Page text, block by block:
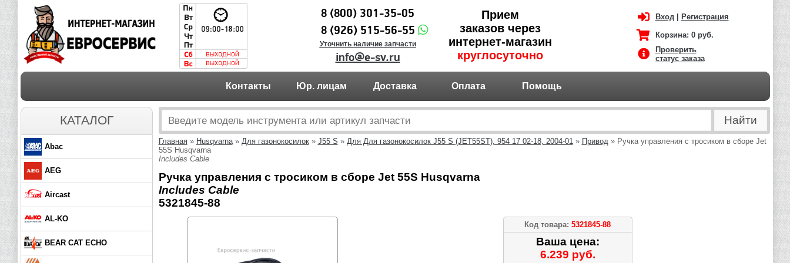
8 (800) 301-35-05
Прием
заказов через
интернет-магазин
круглосуточно
8 (926) 515-56-55
Уточнить наличие запчасти
info@e-sv.ru
Вход| Регистрация
Корзина: 0 руб.
Проверить
статус заказа
Контакты Юр. лицам Доставка Оплата Помощь
КАТАЛОГ
Abac
AEG
Aircast
AL-KO
BEAR CAT ECHO
Главная» Husqvarna» Для газонокосилок» J55 S » Для Для газонокосилок J55 S (JET55ST), 954 17 02-18, 2004-01» Привод» Ручка управления с тросиком в сборе Jet
55S Husqvarna
Includes Cable
Ручка управления с тросиком в сборе Jet 55S Husqvarna
Includes Cable
5321845-88
Код товара: 5321845-88
Ваша цена:
6.239 руб.